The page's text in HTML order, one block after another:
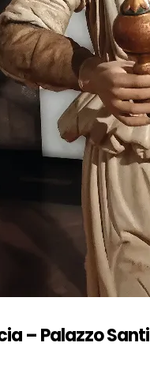
– Palazzo Santi